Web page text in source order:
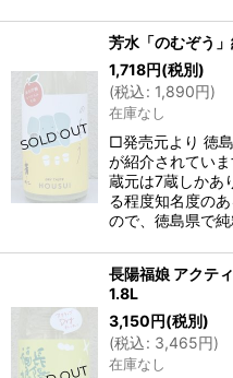
芳水「のむぞう
1,718円(税別)
(税込: 1,890円)
在庫なし
□発売元より 徳
が紹介されてい
蔵元は7蔵しかあ
る程度知名度の
ので、徳島県で
長陽福娘 アクテ
1.8L
3,150円(税別)
(税込: 3,465円)
在庫なし